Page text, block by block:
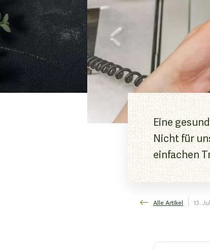
Eine
Nicht für
einfachen
Alle Artikel 13.